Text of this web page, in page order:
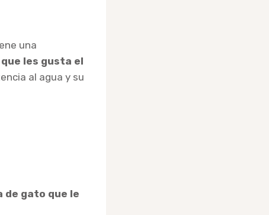
una
les gusta el
al agua y su
de gato que le